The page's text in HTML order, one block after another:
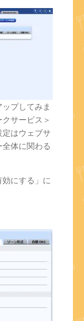
プしてみま
サービス＞
はウェブサ
体に関わる
にする」に